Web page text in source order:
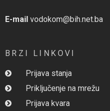
E-mail vodokom@bih.net.ba
BRZI LINKOVI
Prijava stanja
Priključenje na mrežu
Prijava kvara